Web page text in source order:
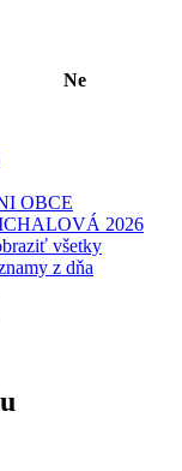
Ne
OBCE
2026
všetky
z dňa